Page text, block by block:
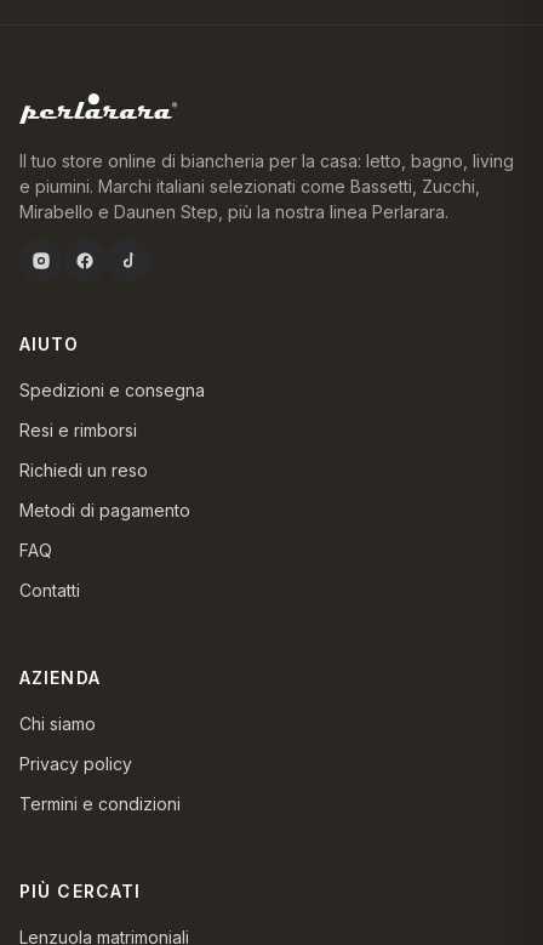
Il tuo store online di biancheria per la casa: letto, bagno, living
e piumini. Marchi italiani selezionati come Bassetti, Zucchi,
Mirabello e Daunen Step, più la nostra linea Perlarara.
AIUTO
Spedizioni e consegna
Resi e rimborsi
Richiedi un reso
Metodi di pagamento
FAQ
Contatti
AZIENDA
Chi siamo
Privacy policy
Termini e condizioni
PIÙ CERCATI
Lenzuola matrimoniali